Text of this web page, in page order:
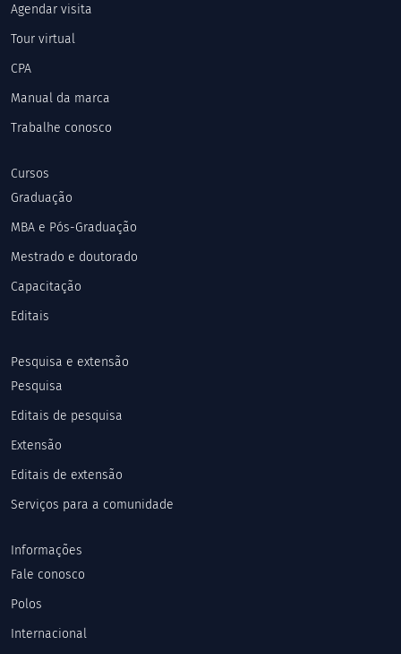
Agendar visita
Tour virtual
CPA
Manual da marca
Trabalhe conosco
Cursos
Graduação
MBA e Pós-Graduação
Mestrado e doutorado
Capacitação
Editais
Pesquisa e extensão
Pesquisa
Editais de pesquisa
Extensão
Editais de extensão
Serviços para a comunidade
Informações
Fale conosco
Polos
Internacional